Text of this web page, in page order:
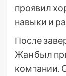
проявил
навыки и
После
Жан был
компании.